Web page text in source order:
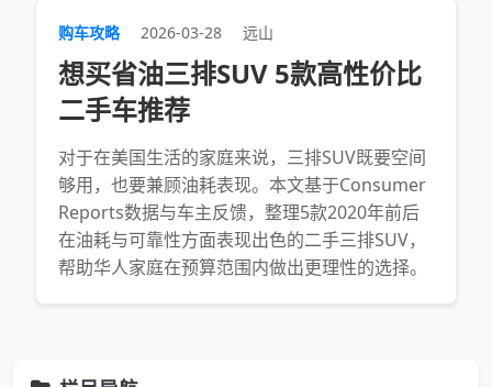
购车攻略 2026-03-28 远山
想买省油三排SUV 5款高性价比
二手车推荐
对于在美国生活的家庭来说，三排SUV既要空间
够用，也要兼顾油耗表现。本文基于Consumer
Reports数据与车主反馈，整理5款2020年前后
在油耗与可靠性方面表现出色的二手三排SUV，
帮助华人家庭在预算范围内做出更理性的选择。